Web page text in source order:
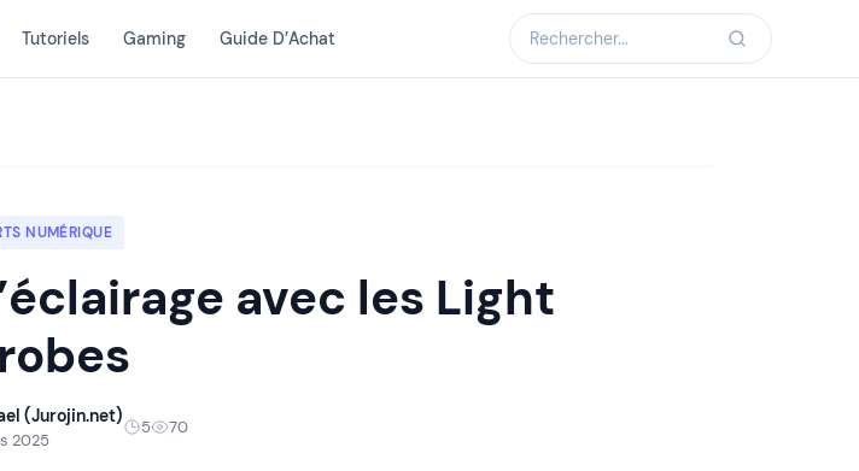
Tutoriels Gaming Guide D’Achat
NUMÉRIQUE
avec les Light
(Jurojin.net)
2025
5 70